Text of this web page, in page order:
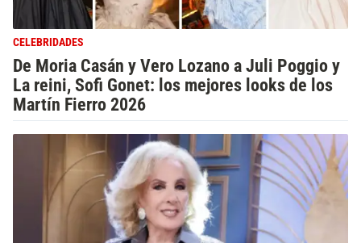
CELEBRIDADES
De Moria Casán y Vero Lozano a Juli Poggio y
La reini, Sofi Gonet: los mejores looks de los
Martín Fierro 2026